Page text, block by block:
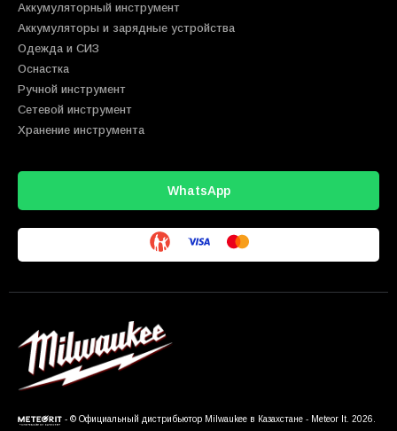
Аккумуляторный инструмент
Аккумуляторы и зарядные устройства
Одежда и СИЗ
Оснастка
Ручной инструмент
Сетевой инструмент
Хранение инструмента
WhatsApp
- © Официальный дистрибьютор Milwaukee в Казахстане - Meteor It. 2026.